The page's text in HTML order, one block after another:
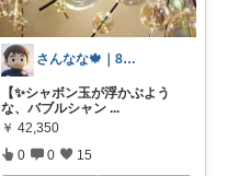
さんなな🍁｜8月朝コレチャレンジ🌞
【✨シャボン玉が浮かぶよう
な、バブルシャン ...
￥ 42,350
0 0 15